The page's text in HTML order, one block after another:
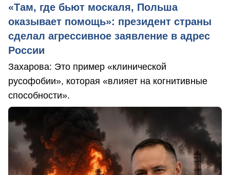
«Там, где бьют москаля, Польша
оказывает помощь»: президент страны
сделал агрессивное заявление в адрес
России
Захарова: Это пример «клинической
русофобии», которая «влияет на когнитивные
способности».